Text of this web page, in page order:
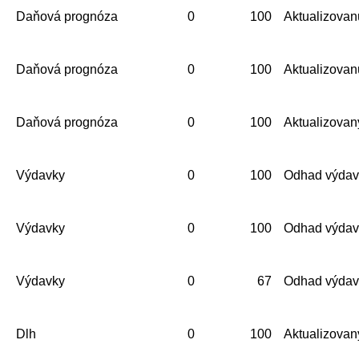
Daňová prognóza 0 100
Daňová prognóza 0 100
Daňová prognóza 0 100
Výdavky 0 100 Odhad
Výdavky 0 100 Odhad
Výdavky 0 67 Odhad
Dlh 0 100